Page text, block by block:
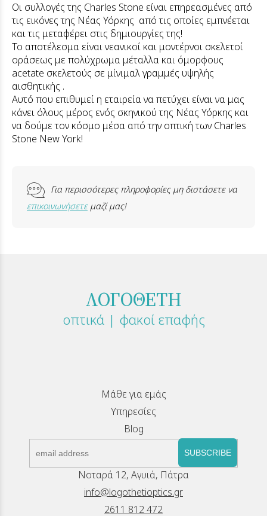
Οι συλλογές της Charles Stone είναι επηρεασμένες από
τις εικόνες της Νέας Υόρκης από τις οποίες εμπνέεται
και τις μεταφέρει στις δημιουργίες της!
Το αποτέλεσμα είναι νεανικοί και μοντέρνοι σκελετοί
οράσεως με πολύχρωμα μέταλλα και όμορφους
acetate σκελετούς σε μίνιμαλ γραμμές υψηλής
αισθητικής .
Αυτό που επιθυμεί η εταιρεία να πετύχει είναι να μας
κάνει όλους μέρος ενός σκηνικού της Νέας Υόρκης και
να δούμε τον κόσμο μέσα από την οπτική των Charles
Stone New York!
Για περισσότερες πληροφορίες μη διστάσετε να
επικοινωνήσετεμαζί μας!
ΛΟΓΟΘΕΤΗ
οπτικά | φακοί επαφής
Μάθε για εμάς
Υπηρεσίες
Blog
SUBSCRIBE
Νοταρά 12, Αγυιά, Πάτρα
info@logothetioptics.gr
2611 812 472